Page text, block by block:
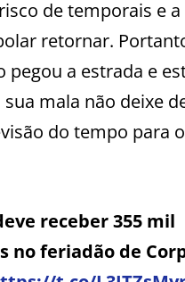
de temporais e
retornar.
pegou a estrada e
mala não deixe
do tempo para o
receber 355 mil
no feriadão de